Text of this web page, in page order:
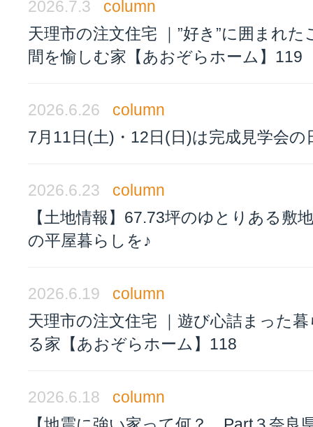
2026.7.3
column
天理市の注文住宅 ｜”好き”に囲まれた
間を愉しむ家【あおぞらホーム】119
2026.6.26
column
7月11日(土)・12日(日)は完成見学会の
2026.6.23
column
【土地情報】67.73坪のゆとりある敷
の平屋暮らしを♪
2026.6.19
column
天理市の注文住宅 ｜遊び心詰まった
る家【あおぞらホーム】118
2026.6.18
column